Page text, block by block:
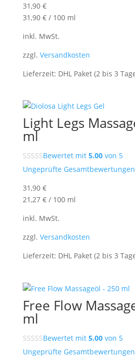
31,90 €
31,90 €/ 100 ml
inkl. MwSt.
zzgl. Versandkosten
Lieferzeit: DHL Paket (2 bis 3
Light Legs
ml
Bewertet mit 5.00von 5
Ungeprüfte Gesamtbewertungen
31,90 €
21,27 €/ 100 ml
inkl. MwSt.
zzgl. Versandkosten
Lieferzeit: DHL Paket (2 bis 3
Free Flow
ml
Bewertet mit 5.00von 5
Ungeprüfte Gesamtbewertungen